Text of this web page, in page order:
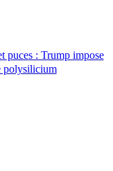
puces : Trump impose
polysilicium